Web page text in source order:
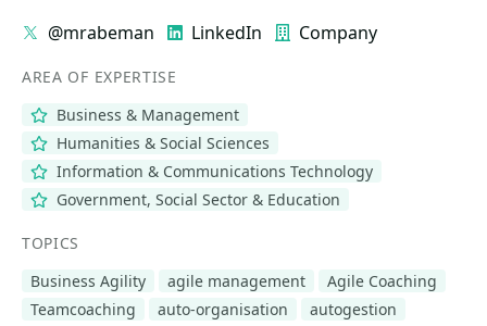
@mrabeman LinkedIn Company
AREA OF EXPERTISE
Business & Management
Humanities & Social Sciences
Information & Communications Technology
Government, Social Sector & Education
TOPICS
Business Agility
agile management
Agile Coaching
Teamcoaching
auto-organisation
autogestion